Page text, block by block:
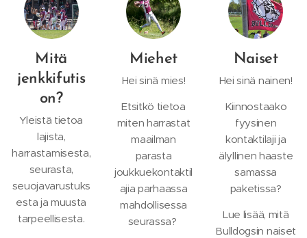
Mitä
jenkkifutis
on?
Yleistä tietoa
lajista,
harrastamisesta,
seurasta,
seuojavarustuks
esta ja muusta
tarpeellisesta.
Miehet
Hei sinä mies!
Etsitkö tietoa
miten harrastat
maailman
parasta
joukkuekontaktil
ajia parhaassa
mahdollisessa
seurassa?
Naiset
Hei sinä nainen!
Kiinnostaako
fyysinen
kontaktilaji ja
älyllinen haaste
samassa
paketissa?
Lue lisää, mitä
Bulldogsin naiset